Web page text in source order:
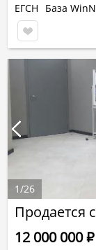
ЕГСН
База
Продается
12 000 000Р
1/26